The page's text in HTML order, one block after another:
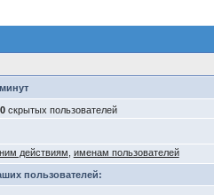
0скрытых пользователей
действиям именам пользователей
пользователей: